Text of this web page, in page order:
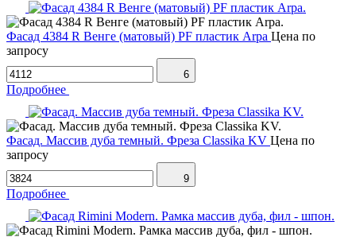
Фасад 4384 R Венге (матовый) PF пластик Arpa Цена по
запросу
6
Подробнее
Фасад. Массив дуба темный. Фреза Classika KV Цена по
запросу
9
Подробнее